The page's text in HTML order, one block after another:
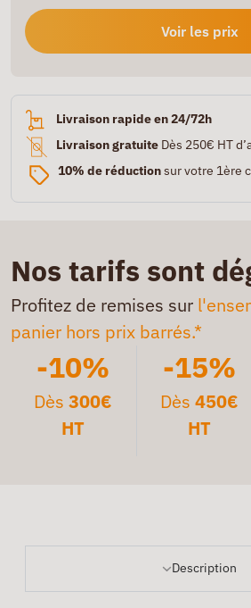
Voir les prix
Livraison rapide en 24/72h
Livraison gratuite Dès 250€ HT
10% de réductionsur votre 1ère
Nos tarifs sont
Profitez de remises sur
panier hors prix barrés.*
-10%
Dès300€
HT
-15%
Dès 450€
HT
Description